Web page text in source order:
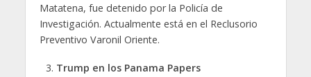
Matatena, fue detenido por la Policía de
Investigación. Actualmente está en el Reclusorio
Preventivo Varonil Oriente.
Trump en los Panama Papers